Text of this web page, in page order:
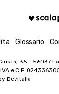
Glossario
Giusto, 35 - 56037
e C.F.
DevItalia